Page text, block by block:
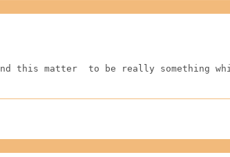
this matter  to be really